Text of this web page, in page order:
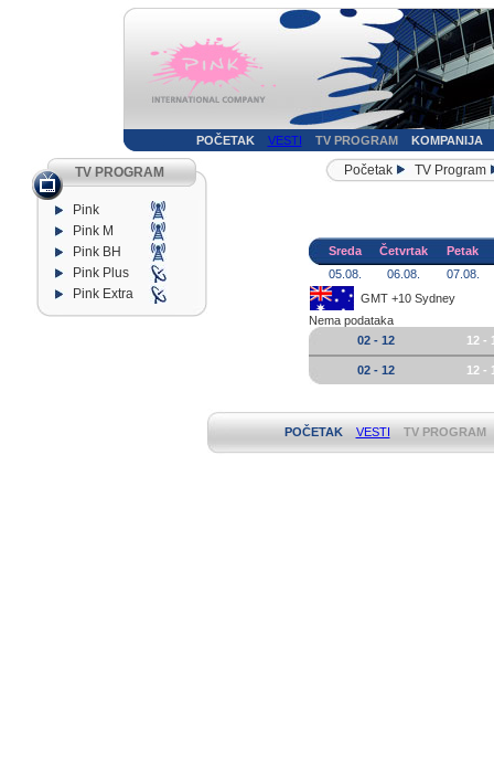
POČETAK VESTI TV PROGRAM KOMPANIJA
TV PROGRAM
Pink
Pink M
Pink BH
Pink Plus
Pink Extra
Početak TV Program
Sreda Četvrtak
Petak
05.08.
06.08.
07.08.
GMT +10 Sydney
Nema podataka
02 - 12
12 -
02 - 12 12 -
POČETAK VESTI TV PROGRAM